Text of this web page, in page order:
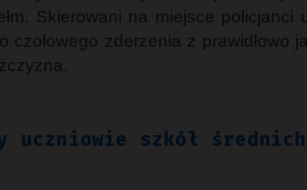
Skierowani na miejsce
czołowego zderzenia z
uczniowie szkół